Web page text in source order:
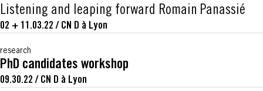
Listening and leaping forward Romain Panassié
02 + 11.03.22 / CN D à Lyon
research
PhD candidates workshop
09.30.22 / CN D à Lyon